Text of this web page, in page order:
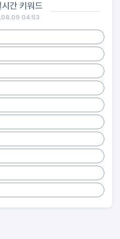
시간 키워드
04:53